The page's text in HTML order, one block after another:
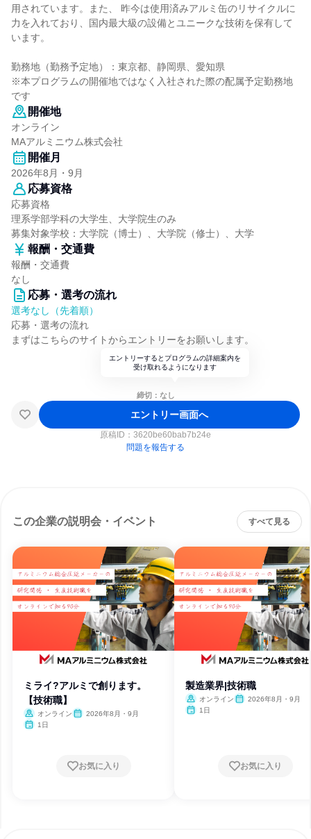
用されています。また、 昨今は使用済みアルミ缶のリサイクルに
力を入れており、国内最大級の設備とユニークな技術を保有して
います。
勤務地（勤務予定地）：東京都、静岡県、愛知県
※本プログラムの開催地ではなく入社された際の配属予定勤務地
です
開催地
オンライン
MAアルミニウム株式会社
開催月
2026年8月・9月
応募資格
応募資格
理系学部学科の大学生、大学院生のみ
募集対象学校：大学院（博士）、大学院（修士）、大学
報酬・交通費
報酬・交通費
なし
応募・選考の流れ
選考なし（先着順）
応募・選考の流れ
まずはこちらのサイトからエントリーをお願いします。
エントリーするとプログラムの詳細案内を
受け取れるようになります
締切：なし
エントリー画面へ
原稿ID： 3620be60bab7b24e
問題を報告する
この企業の説明会・イベント すべて見る
ミライ?アルミで創ります。
【技術職】
オンライン
2026年8月・9月
1日
お気に入り
製造業界|技術職
オンライン
2026年8月・9月
1日
お気に入り